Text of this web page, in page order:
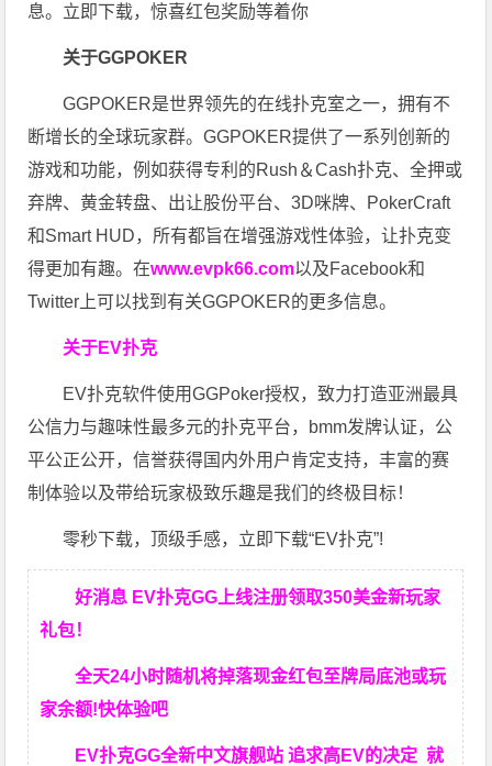
息。立即下载，惊喜红包奖励等着你
关于GGPOKER
GGPOKER是世界领先的在线扑克室之一，拥有不
断增长的全球玩家群。GGPOKER提供了一系列创新的
游戏和功能，例如获得专利的Rush＆Cash扑克、全押或
弃牌、黄金转盘、出让股份平台、3D咪牌、PokerCraft
和Smart HUD，所有都旨在增强游戏性体验，让扑克变
得更加有趣。在www.evpk66.com以及Facebook和
Twitter上可以找到有关GGPOKER的更多信息。
关于EV扑克
EV扑克软件使用GGPoker授权，致力打造亚洲最具
公信力与趣味性最多元的扑克平台，bmm发牌认证，公
平公正公开，信誉获得国内外用户肯定支持，丰富的赛
制体验以及带给玩家极致乐趣是我们的终极目标！
零秒下载，顶级手感，立即下载“EV扑克”!
好消息 EV扑克GG上线注册领取350美金新玩家
礼包！
全天24小时随机将掉落现金红包至牌局底池或玩
家余额!快体验吧
EV扑克GG全新中文旗舰站 追求高EV的决定就